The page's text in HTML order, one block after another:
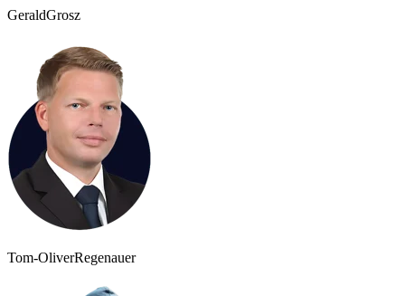
GeraldGrosz
Tom-OliverRegenauer